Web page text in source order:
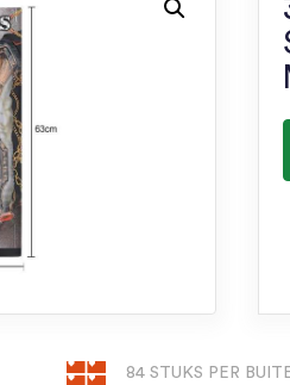
84 STUKS PER